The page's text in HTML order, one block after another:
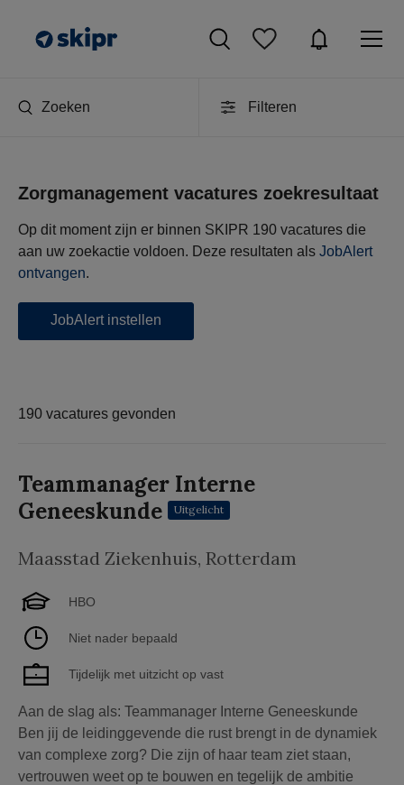
Zoeken Filteren
Zorgmanagement vacatures zoekresultaat
Op dit moment zijn er binnen SKIPR 190 vacatures die
aan uw zoekactie voldoen. Deze resultaten als JobAlert
ontvangen.
JobAlert instellen
190 vacatures gevonden
Teammanager Interne
Geneeskunde
Uitgelicht
Maasstad Ziekenhuis, Rotterdam
HBO
Niet nader bepaald
Tijdelijk met uitzicht op vast
Aan de slag als: Teammanager Interne Geneeskunde
Ben jij de leidinggevende die rust brengt in de dynamiek
van complexe zorg? Die zijn of haar team ziet staan,
vertrouwen weet op te bouwen en tegelijk de ambitie